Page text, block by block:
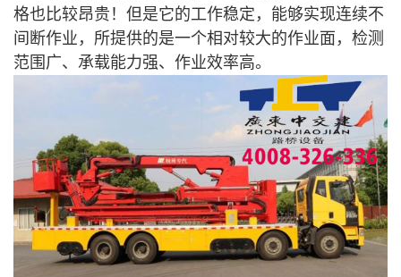
格也比较昂贵！但是它的工作稳定，能够实现连续不
间断作业，所提供的是一个相对较大的作业面，检测
范围广、承载能力强、作业效率高。